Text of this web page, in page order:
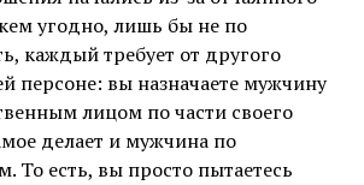
угодно, лишь бы не по
каждый требует от другого
персоне: вы назначаете мужчину
лицом по части своего
делает и мужчина по
То есть, вы просто пытаетесь